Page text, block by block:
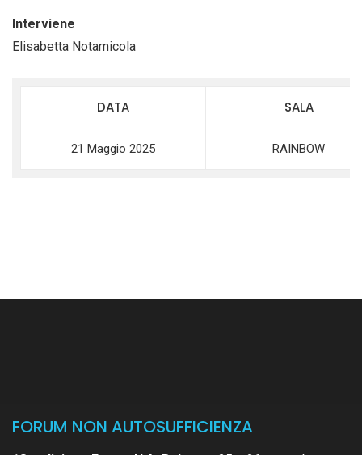
Interviene
Elisabetta Notarnicola
DATA SALA
21 Maggio 2025 RAINBOW
FORUM NON AUTOSUFFICIENZA